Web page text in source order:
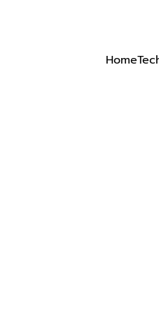
Home